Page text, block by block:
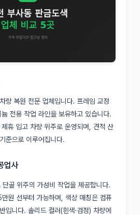
량 복원 전문 업체입니다. 프레임 교정
전용 작업 라인을 보유하고 있습니다.
휴 입고 차량 위주로 운영되며, 견적 산
준으로 이루어집니다.
업사
골 위주의 가성비 작업을 제공합니다.
원 선부터 가능하며, 색상 매칭은 컴퓨
입니다. 솔리드 컬러(흰색·검정) 차량에